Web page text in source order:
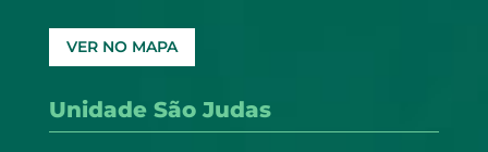
VER NO MAPA
Unidade São Judas